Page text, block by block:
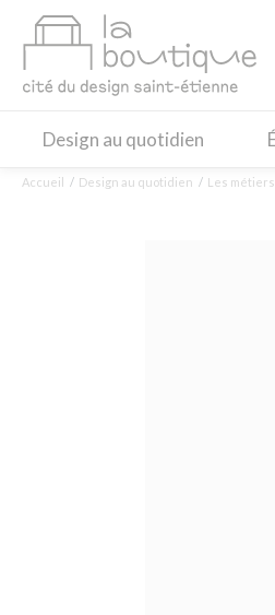
Design au quotidien
Accueil Design au quotidien Les